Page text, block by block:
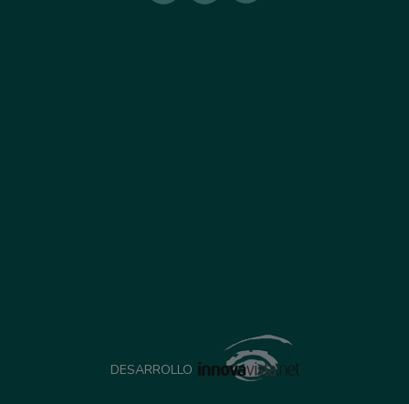
DESARROLLO